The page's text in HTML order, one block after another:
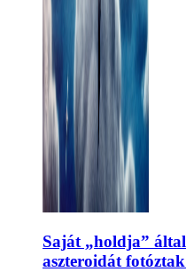
Saját „holdja”
aszteroidát